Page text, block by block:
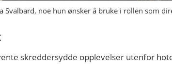
Svalbard, noe hun ønsker å bruke i rollen som
skreddersydde opplevelser utenfor